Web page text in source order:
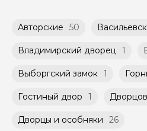
заблаговременно до
указанной на странице
Агрегатором
к Оферте Сервиса.
Способы оплаты на
российского банка
экскурсию.
Групповые экскурсии
Помимо Вас, на
быть незнакомые для
Мини-группы
участников ограничено
Авторские 50
Владимирский дворец 1
Выборгский замок 1
Гостиный двор 1
Дворцы и особняки 26